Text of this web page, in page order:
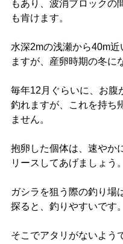
もあり、波消ブロックの
も肯けます。
水深2mの浅瀬から40m
ますが、産卵時期の冬に
毎年12月ぐらいに、お腹
釣れますが、これを持ち
ません。
抱卵した個体は、速やか
リースしてあげましょう。
ガシラを狙う際の釣り場
探ると、釣りやすいです。
そこでアタリがないよう